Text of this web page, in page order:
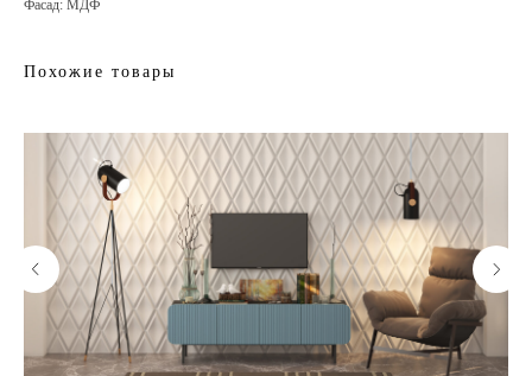
Фасад: МДФ
Похожие товары